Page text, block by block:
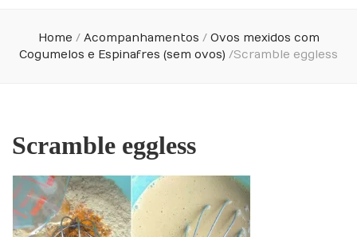
Home / Acompanhamentos / Ovos mexidos com
Cogumelos e Espinafres (sem ovos) /Scramble eggless
Scramble eggless